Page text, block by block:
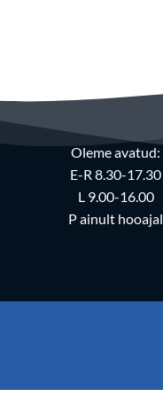
Oleme avatud:
E-R 8.30-17.30
L 9.00-16.00
P ainult hooajal